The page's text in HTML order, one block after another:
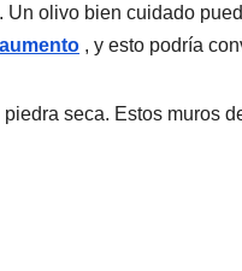
olivo bien cuidado
, y esto podría
seca. Estos muros